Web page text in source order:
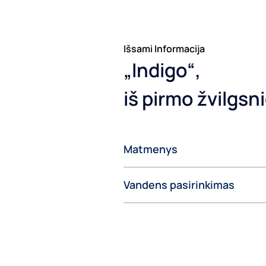
Išsami Informacija
„Indigo“,
iš pirmo
Matmenys
Vandens pasirinkimas